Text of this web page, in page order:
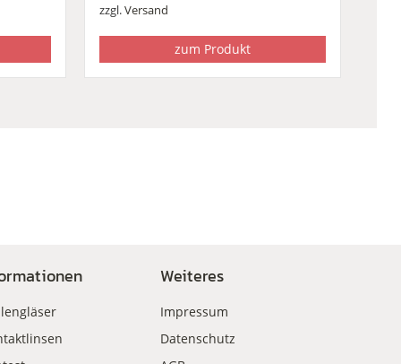
zzgl.Versand
zum Produkt
Weiteres
Impressum
Datenschutz